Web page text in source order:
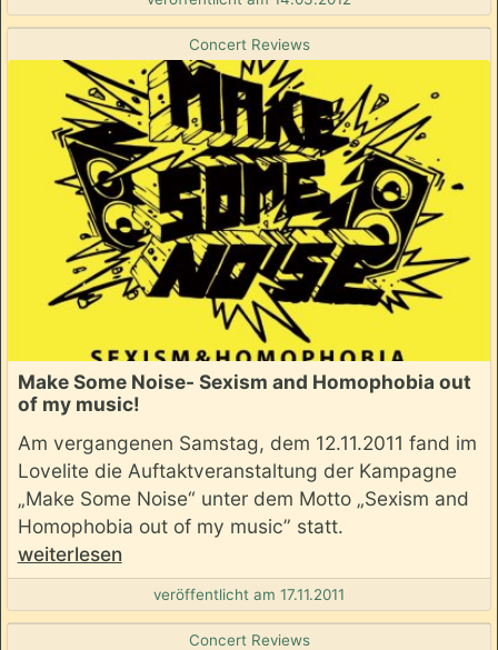
Concert Reviews
Make Some Noise- Sexism and Homophobia out
of my music!
Am vergangenen Samstag, dem 12.11.2011 fand im
Lovelite die Auftaktveranstaltung der Kampagne
„Make Some Noise“ unter dem Motto „Sexism and
Homophobia out of my music” statt.
weiterlesen
veröffentlicht am 17.11.2011
Concert Reviews